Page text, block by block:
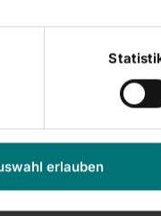
erlauben
Neustadt | 06.03.2026
Bad
Walter
Gilles,
Campus Bad
Walter
Werke